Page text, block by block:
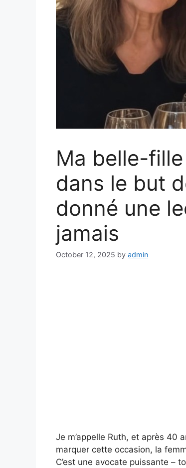
Ma belle-
dans le but
donné une
jamais
October 12, 2025 by admin
Je m’appelle Ruth, et après 40
marquer cette occasion, la
C’est une avocate puissante –